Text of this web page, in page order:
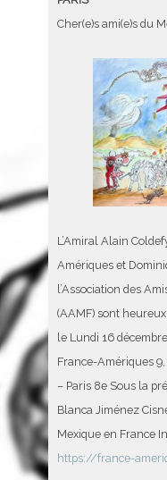
Cher(e)s ami(e)s du
L’Amiral Alain
Amériques et
l’Association des
(AAMF) sont
le Lundi 16
France-Amériques
– Paris 8e Sous la
Blanca Jiménez
Mexique en France
https://france-